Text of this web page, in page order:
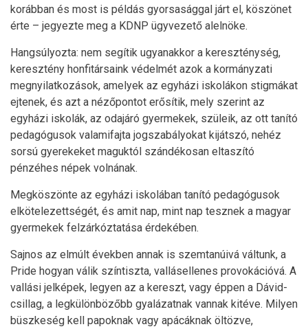
korábban és most is példás gyorsasággal járt el, köszönet
érte – jegyezte meg a KDNP ügyvezető alelnöke.
Hangsúlyozta: nem segítik ugyanakkor a kereszténység,
keresztény honfitársaink védelmét azok a kormányzati
megnyilatkozások, amelyek az egyházi iskolákon stigmákat
ejtenek, és azt a nézőpontot erősítik, mely szerint az
egyházi iskolák, az odajáró gyermekek, szüleik, az ott tanító
pedagógusok valamifajta jogszabályokat kijátszó, nehéz
sorsú gyerekeket maguktól szándékosan eltaszító
pénzéhes népek volnának.
Megköszönte az egyházi iskolában tanító pedagógusok
elkötelezettségét, és amit nap, mint nap tesznek a magyar
gyermekek felzárkóztatása érdekében.
Sajnos az elmúlt években annak is szemtanúivá váltunk, a
Pride hogyan válik színtiszta, vallásellenes provokációvá. A
vallási jelképek, legyen az a kereszt, vagy éppen a Dávid-
csillag, a legkülönbözőbb gyalázatnak vannak kitéve. Milyen
büszkeség kell papoknak vagy apácáknak öltözve,